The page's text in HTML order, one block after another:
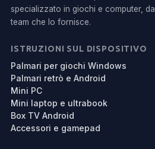
specializzato in giochi e computer, dal
team che lo fornisce.
ISTRUZIONI SUL DISPOSITIVO
Palmari per giochi Windows
Palmari retrò e Android
Mini PC
Mini laptop e ultrabook
Box TV Android
Accessori e gamepad